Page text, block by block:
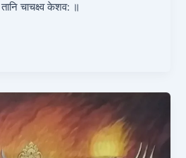
तानि चाचक्ष्व केशव: ॥